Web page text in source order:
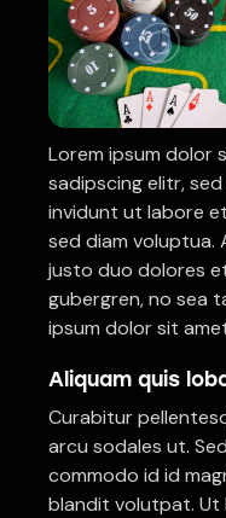
Lorem ipsum dolor
sadipscing elitr,
invidunt ut labore
sed diam voluptua.
justo duo dolores
gubergren, no sea
ipsum dolor sit
Aliquam quis
Curabitur
arcu sodales ut.
commodo id id
blandit volutpat. Ut